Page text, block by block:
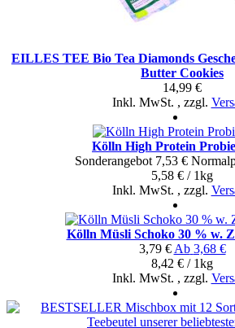
EILLES TEE Bio Tea Diamonds
Butter Cookies
14,99 €
Inkl. MwSt. , zzgl.
Kölln High Protein
Sonderangebot 7,53 €
5,58 € / 1kg
Inkl. MwSt. , zzgl.
Kölln Müsli Schoko 30 % w.
3,79 € Ab 3,68 €
8,42 € / 1kg
Inkl. MwSt. , zzgl.